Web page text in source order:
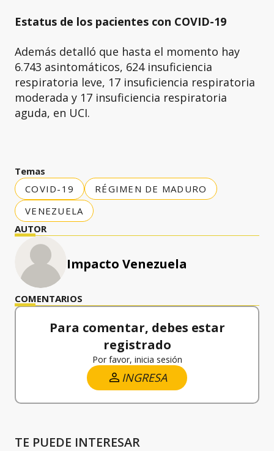
Estatus de los pacientes con COVID-19
Además detalló que hasta el momento hay
6.743 asintomáticos, 624 insuficiencia
respiratoria leve, 17 insuficiencia respiratoria
moderada y 17 insuficiencia respiratoria
aguda, en UCI.
Temas
COVID-19
RÉGIMEN DE MADURO
VENEZUELA
AUTOR
Impacto Venezuela
COMENTARIOS
Para comentar, debes estar
registrado
Por favor, inicia sesión
INGRESA
TE PUEDE INTERESAR